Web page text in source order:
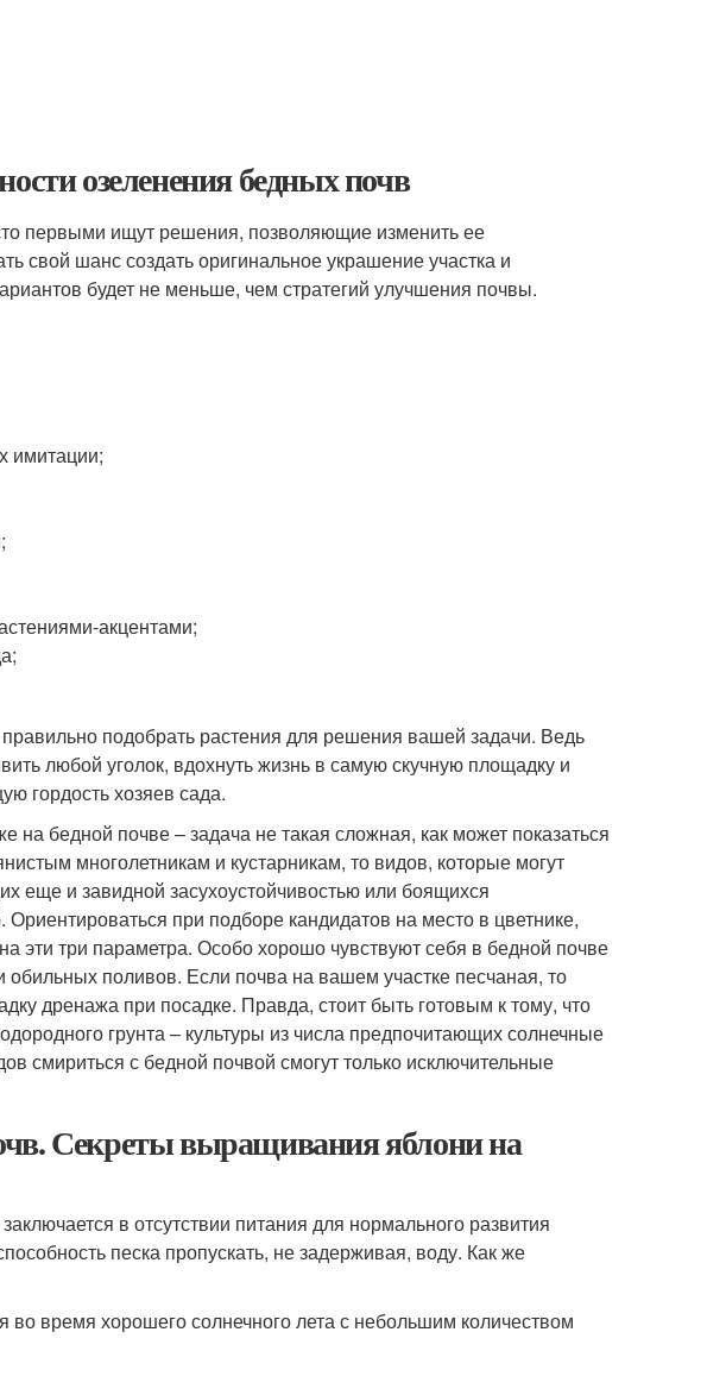
озеленения бедных почв
первыми ищут решения, позволяющие изменить ее
свой шанс создать оригинальное украшение участка и
будет не меньше, чем стратегий улучшения почвы.
имитации;
акцентами;
подобрать растения для решения вашей задачи. Ведь
любой уголок, вдохнуть жизнь в самую скучную площадку и
гордость хозяев сада.
на бедной почве – задача не такая сложная, как может показаться
многолетникам и кустарникам, то видов, которые могут
еще и завидной засухоустойчивостью или боящихся
при подборе кандидатов на место в цветнике,
эти три параметра. Особо хорошо чувствуют себя в бедной почве
обильных поливов. Если почва на вашем участке песчаная, то
дренажа при посадке. Правда, стоит быть готовым к тому, что
грунта – культуры из числа предпочитающих солнечные
смириться с бедной почвой смогут только исключительные
Секреты выращивания яблони на
в отсутствии питания для нормального развития
песка пропускать, не задерживая, воду. Как же
во время хорошего солнечного лета с небольшим количеством